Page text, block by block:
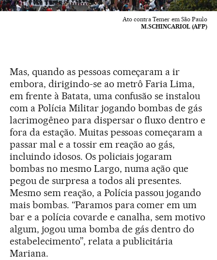
Ato contra Temer em São Paulo
M.SCHINCARIOL (AFP)
Mas, quando as pessoas começaram a ir
embora, dirigindo-se ao metrô Faria Lima,
em frente à Batata, uma confusão se instalou
com a Polícia Militar jogando bombas de gás
lacrimogêneo para dispersar o fluxo dentro e
fora da estação. Muitas pessoas começaram a
passar mal e a tossir em reação ao gás,
incluindo idosos. Os policiais jogaram
bombas no mesmo Largo, numa ação que
pegou de surpresa a todos ali presentes.
Mesmo sem reação, a Polícia passou jogando
mais bombas. “Paramos para comer em um
bar e a polícia covarde e canalha, sem motivo
algum, jogou uma bomba de gás dentro do
estabelecimento”, relata a publicitária
Mariana.